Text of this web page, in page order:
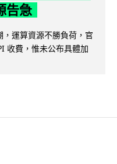
告急
運算資源不勝負荷，官
收費，惟未公布具體加